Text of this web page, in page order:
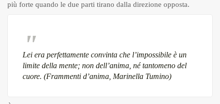
più forte quando le due parti tirano dalla direzione opposta.
Lei era perfettamente convinta che l’impossibile è un
limite della mente; non dell’anima, né tantomeno del
cuore. (Frammenti d’anima, Marinella Tumino)